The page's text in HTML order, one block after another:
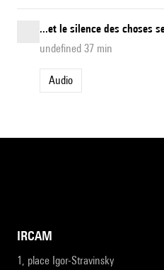
...et le silence des choses
undefined 37 min
Audio
IRCAM
1, place Igor-Stravinsky